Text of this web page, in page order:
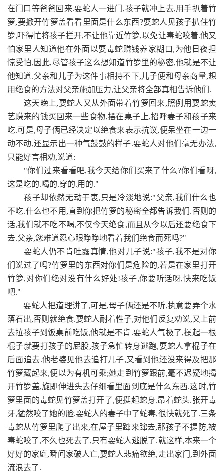
在门口等爸爸回来.耍蛇人一进门,孩子就冲上去,用手扒着竹
箩,要掀开竹箩盖看看里面是什么东西?耍蛇人见孩子扒住竹
箩,吓得忙将孩子拦开,不让他靠近竹箩,以免让毒蛇咬着.他又
怕家里人知道他在外面以耍毒蛇赚钱养家糊口,为他日夜担
惊受怕,因此,尽管孩子这么想知道竹箩里的秘密,他就是不让
他知道.父亲和儿子为这件事相持不下,儿子便和母亲商量,想
用绝食的方法对父亲施加压力,让父亲将全部真相告诉他们.
这天晚上,耍蛇人又从外面带着竹箩回来,照例用耍蛇卖
艺赚来的钱买回来一些食物,摆在桌子上,招呼妻子和孩子来
吃.可是,母子俩已经决定以绝食来表示抗议,便呆坐在一边一
动不动,还显示出一种气鼓鼓的样子.耍蛇人对他们毫无办法,
只能好言相劝,说道:
"你们过来看看吧,我今天给你们买来了什么?你们看呀,
这是吃的.喝的.穿的.用的."
孩子却依然无动于衷,只是冷淡地说:"父亲,我们什么也
不吃.什么也不用,直到你把竹箩的秘密全都告诉我们.否则的
话,我们就不吃不喝,不仅今天绝食,而且从今以后还要绝食下
去.父亲,您难道忍心眼睁睁地看着我们绝食而死吗?"
耍蛇人仍不肯吐露真情,他对儿子说:"孩子,我不是对你
们说过了吗?竹箩里的东西对你们是危险的,若是在家里打开
竹箩,对你们绝对没有什么好处!孩子,你要听话呀,快来吃饭
吧."
耍蛇人把道理讲了,可是,母子俩还是不听,执意要弄个水
落石出,否则就绝食.耍蛇人耐着性子,对他们反复劝说,又上前
去拉孩子到饭桌前吃饭,他就是不肯.耍蛇人气极了,操起一根
棍子就要打孩子的屁股,孩子急忙转身逃跑,耍蛇人拿棍子在
后面追去.他老婆见他去追打儿子,又看到他还没来得及把那
竹箩藏起来,便以为有机可乘;她走到竹箩跟前,毫不迟疑地揭
开竹箩盖,旋即伸进头去仔细看里面到底是什么东西.这时,竹
箩里面的毒蛇见竹箩盖打开了,便挺起蛇身.昂着蛇头.张开毒
牙,猛然咬了她的脸.耍蛇人的妻子中了蛇毒,很快就死了.三条
毒蛇从竹箩里爬了出来,在屋子里蹿来蹿去,那孩子不提防,被
毒蛇咬了,不久也死去了,只有耍蛇人逃脱了.就这样,本来一个
好好的家庭,瞬间家破人亡,耍蛇人悲痛欲绝,走出家门,到外面
流浪去了.